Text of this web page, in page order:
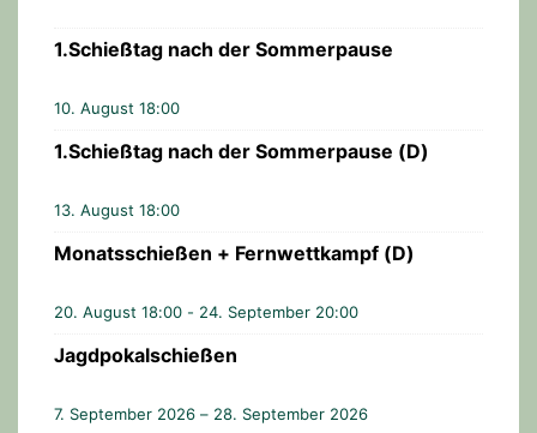
-
v
i
a
t
i
o
n
1.Schießtag nach der Sommerpause
10. August 18:00
1.Schießtag nach der Sommerpause (D)
13. August 18:00
Monatsschießen + Fernwettkampf (D)
20. August 18:00 - 24. September 20:00
Jagdpokalschießen
7. September 2026 – 28. September 2026